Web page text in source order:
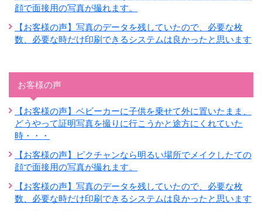
顔で面接用の写真が撮れます。
【お客様の声】写真のデータを残していたので、必要な枚
数、必要な時だけ印刷できるシステムは良かったと思います
お客様の声
【お客様の声】ベビーカーに子供を乗せて外に置いたまま、
どうやって証明写真を撮りに行こうかと途方にくれていた
時・・・
【お客様の声】ピクチャンなら明るい場所でメイクしたての
顔で面接用の写真が撮れます。
【お客様の声】写真のデータを残していたので、必要な枚
数、必要な時だけ印刷できるシステムは良かったと思います